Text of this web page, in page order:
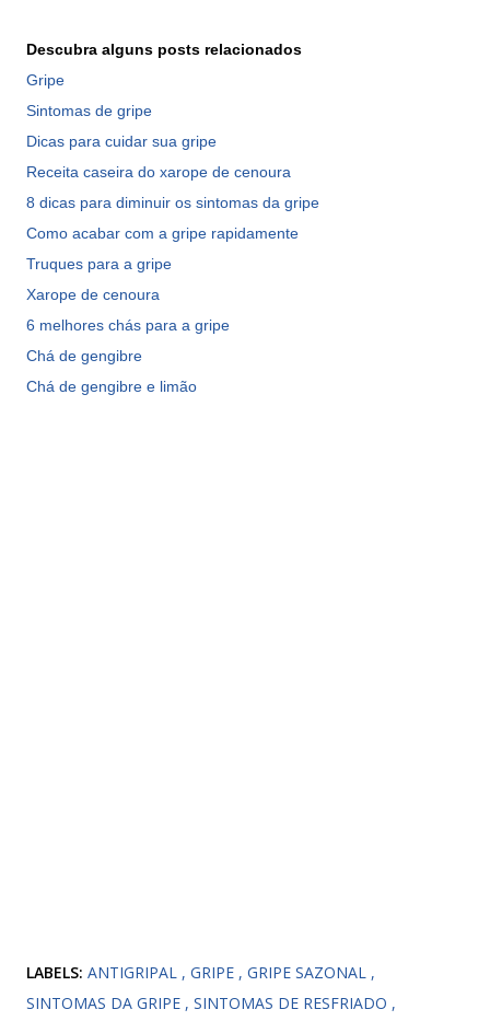
Descubra alguns posts relacionados
Gripe
Sintomas de gripe
Dicas para cuidar sua gripe
Receita caseira do xarope de cenoura
8 dicas para diminuir os sintomas da gripe
Como acabar com a gripe rapidamente
Truques para a gripe
Xarope de cenoura
6 melhores chás para a gripe
Chá de gengibre
Chá de gengibre e limão
LABELS: ANTIGRIPAL GRIPE
GRIPE SAZONAL
SINTOMAS DA GRIPE
SINTOMAS DE RESFRIADO